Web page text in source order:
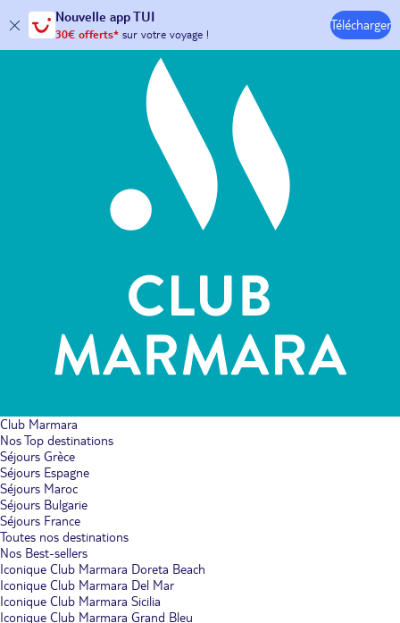
Nouvelle app TUI
30€ offerts*sur votre
voyage !
Télécharger
Hôtels & Clubs
Club Marmara
Nos Top destinations
Séjours Grèce
Séjours Espagne
Séjours Maroc
Séjours Bulgarie
Séjours France
Toutes nos destinations
Nos Best-sellers
Iconique Club Marmara Doreta Beach
Iconique Club Marmara Del Mar
Iconique Club Marmara Sicilia
Iconique Club Marmara Grand Bleu